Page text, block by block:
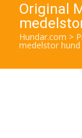
Original
Hundar.com >
medelstor